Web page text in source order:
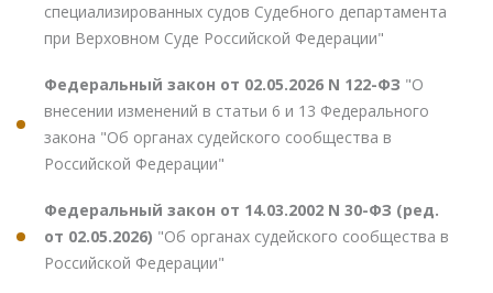
специализированных судов Судебного департамента
при Верховном Суде Российской Федерации"
Федеральный закон от 02.05.2026 N 122-ФЗ "О
внесении изменений в статьи 6 и 13 Федерального
закона "Об органах судейского сообщества в
Российской Федерации"
Федеральный закон от 14.03.2002 N 30-ФЗ (ред.
от 02.05.2026) "Об органах судейского сообщества в
Российской Федерации"